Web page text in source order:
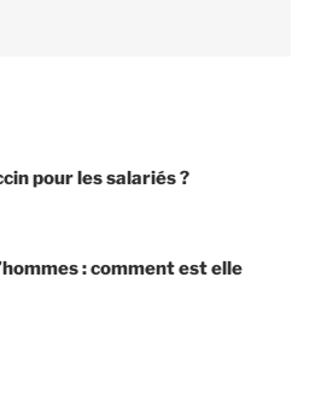
pour les salariés ?
: comment est elle